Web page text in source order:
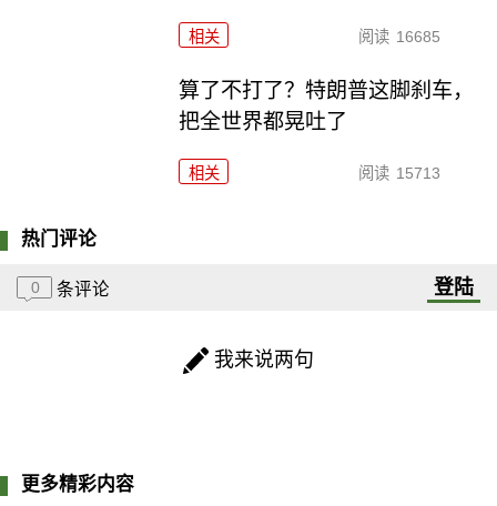
相关 阅读 16685
算了不打了？特朗普这脚刹车，
把全世界都晃吐了
相关 阅读 15713
热门评论
0 条评论 登陆
我来说两句
更多精彩内容